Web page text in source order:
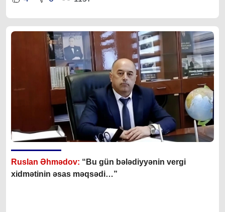
Ruslan Əhmədov: “Bu gün bələdiyyənin vergi
xidmətinin əsas məqsədi…”